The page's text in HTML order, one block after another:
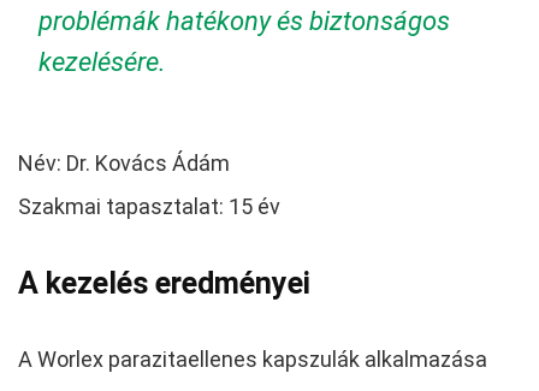
problémák hatékony és biztonságos
kezelésére.
Név: Dr. Kovács Ádám
Szakmai tapasztalat: 15 év
A kezelés eredményei
A Worlex parazitaellenes kapszulák alkalmazása